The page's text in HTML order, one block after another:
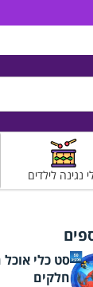
נגינה לילדים
חלקים